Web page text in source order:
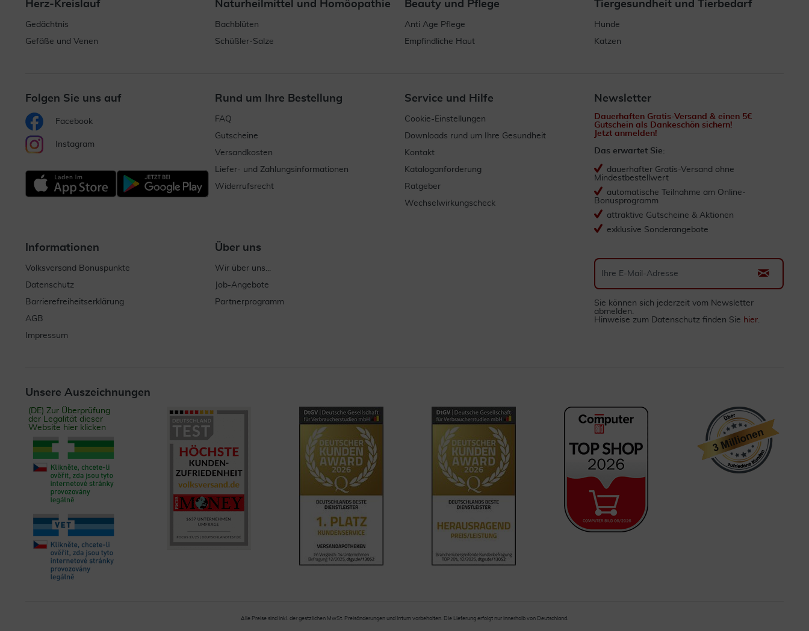
Herz-Kreislauf
Gedächtnis
Gefäße und Venen
Naturheilmittel und Homöopathie
Bachblüten
Schüßler-Salze
Beauty und Pflege
Anti Age Pflege
Empfindliche Haut
Tiergesundheit und Tierbedarf
Hunde
Katzen
Folgen Sie uns auf
Facebook
Instagram
Rund um Ihre Bestellung
FAQ
Gutscheine
Versandkosten
Liefer- und Zahlungsinformationen
Widerrufsrecht
Service und Hilfe
Cookie-Einstellungen
Downloads rund um Ihre Gesundheit
Kontakt
Kataloganforderung
Ratgeber
Wechselwirkungscheck
Informationen
Volksversand Bonuspunkte
Datenschutz
Barrierefreiheitserklärung
AGB
Impressum
Über uns
Wir über uns...
Job-Angebote
Partnerprogramm
Newsletter
Dauerhaften Gratis-Versand & einen 5€
Gutschein als Dankeschön sichern!
Jetzt anmelden!
Das erwartet Sie:
dauerhafter Gratis-Versand ohne
Mindestbestellwert
automatische Teilnahme am Online-
Bonusprogramm
attraktive Gutscheine & Aktionen
exklusive Sonderangebote
Sie können sich jederzeit vom Newsletter
abmelden.
Hinweise zum Datenschutz finden Sie hier.
Unsere Auszeichnungen
(DE) Zur Überprüfung
der Legalität dieser
Website hier klicken
Alle Preise sind inkl. der gestzlichen MwSt. Preisänderungen und Irrtum vorbehalten. Die Lieferung erfolgt nur innerhalb von Deutschland.